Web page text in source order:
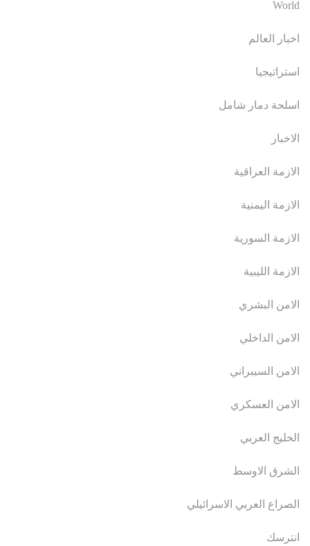
World
اخبار العالم
استراتيجيا
اسلحة دمار شامل
الاخبار
الازمة العراقية
الازمة اليمنية
الازمة السورية
الازمة الليبية
الامن البشري
الامن الداخلي
الامن السيبراني
الامن العسكري
الخليج العربي
الشرق الاوسط
الصراع العربي الاسرائيلي
انترسك